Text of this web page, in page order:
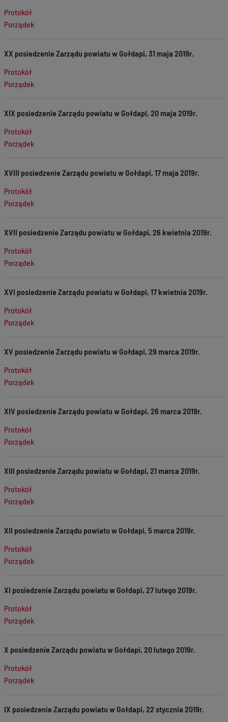
Protokół
Porządek
XX posiedzenie Zarządu powiatu w Gołdapi, 31 maja 2019r.
Protokół
Porządek
XIX posiedzenie Zarządu powiatu w Gołdapi, 20 maja 2019r.
Protokół
Porządek
XVIII posiedzenie Zarządu powiatu w Gołdapi, 17 maja 2019r.
Protokół
Porządek
XVII posiedzenie Zarządu powiatu w Gołdapi, 26 kwietnia 2019r.
Protokół
Porządek
XVI posiedzenie Zarządu powiatu w Gołdapi, 17 kwietnia 2019r.
Protokół
Porządek
XV posiedzenie Zarządu powiatu w Gołdapi, 29 marca 2019r.
Protokół
Porządek
XIV posiedzenie Zarządu powiatu w Gołdapi, 26 marca 2019r.
Protokół
Porządek
XIII posiedzenie Zarządu powiatu w Gołdapi, 21 marca 2019r.
Protokół
Porządek
XII posiedzenie Zarządu powiatu w Gołdapi, 5 marca 2019r.
Protokół
Porządek
XI posiedzenie Zarządu powiatu w Gołdapi, 27 lutego 2019r.
Protokół
Porządek
X posiedzenie Zarządu powiatu w Gołdapi, 20 lutego 2019r.
Protokół
Porządek
IX posiedzenie Zarządu powiatu w Gołdapi, 22 stycznia 2019r.